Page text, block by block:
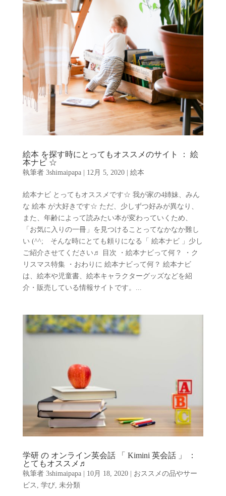
絵本 を探す時にとってもオススメのサイト ： 絵
本ナビ ☆
執筆者 3shimaipapa| 12月 5, 2020| 絵本
絵本ナビ とってもオススメです☆ 我が家の4姉妹、みん
な 絵本 が大好きです☆ ただ、少しずつ好みが異なり、
また、年齢によって読みたい本が変わっていくため、
「お気に入りの一冊」を見つけることってなかなか難し
い (^^; そんな時にとても頼りになる「 絵本ナビ 」少し
ご紹介させてください♬ 目次 ・絵本ナビって何？ ・ク
リスマス特集 ・おわりに 絵本ナビって何？ 絵本ナビ
は、絵本や児童書、絵本キャラクターグッズなどを紹
介・販売している情報サイトです。...
学研 の オンライン英会話 「 Kimini 英会話 」 ：
とてもオススメ♬
執筆者 3shimaipapa| 10月 18, 2020| おススメの品やサー
ビス
学び, 未分類